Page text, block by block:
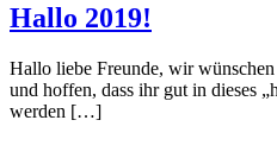
Hallo 2019!
Hallo liebe Freunde, wir wünschen
und hoffen, dass ihr gut in dieses
werden […]